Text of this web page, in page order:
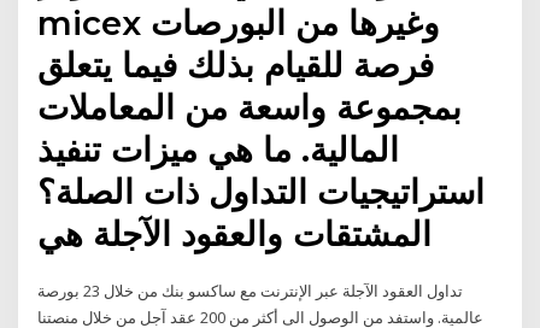
micex وغيرها من البورصات
فرصة للقيام بذلك فيما يتعلق
بمجموعة واسعة من المعاملات
المالية. ما هي ميزات تنفيذ
استراتيجيات التداول ذات الصلة؟
المشتقات والعقود الآجلة هي
تداول العقود الآجلة عبر الإنترنت مع ساكسو بنك من خلال 23 بورصة
عالمية. واستفد من الوصول الى أكثر من 200 عقد آجل من خلال منصتنا